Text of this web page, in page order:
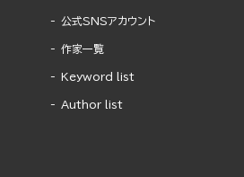
公式SNSアカウント
作家一覧
Keyword list
Author list